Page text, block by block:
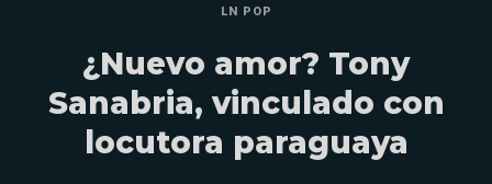
LN POP
¿Nuevo amor? Tony
Sanabria, vinculado con
locutora paraguaya